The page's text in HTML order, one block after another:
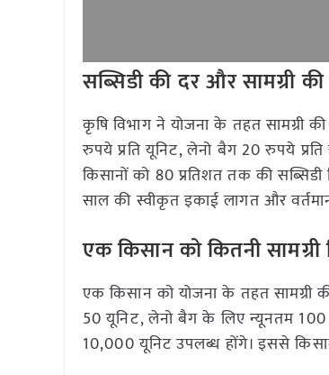
सब्सिडी की दर और सामग्री
कृषि विभाग ने योजना के तहत सामग्री
रुपये प्रति यूनिट, लेनो बैग 20 रुपये
किसानों को 80 प्रतिशत तक की सब्सिडी
साल की स्वीकृत इकाई लागत और
एक किसान को कितनी सामग्री
एक किसान को योजना के तहत सामग्री
50 यूनिट, लेनो बैग के लिए न्यूनतम
10,000 यूनिट उपलब्ध होंगे। इससे